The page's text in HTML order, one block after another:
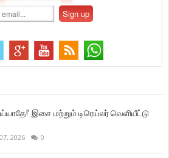
இசை மற்றும் டிரெய்லர் வெளியீட்டு
2026 0